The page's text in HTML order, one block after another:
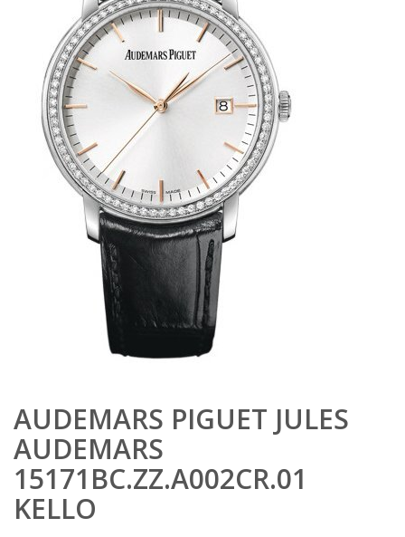
AUDEMARS PIGUET JULES
AUDEMARS
15171BC.ZZ.A002CR.01
KELLO